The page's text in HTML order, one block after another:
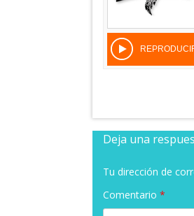
Deja una
Tu dirección de
Comentario *